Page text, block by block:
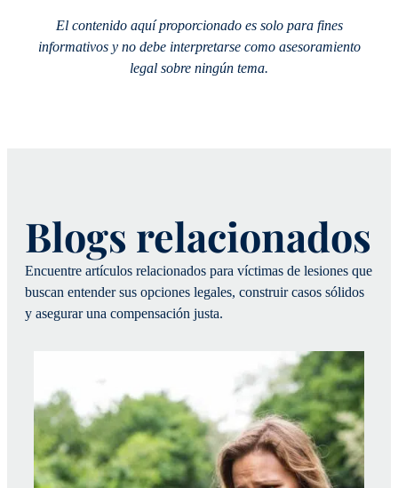
El contenido aquí proporcionado es solo para fines
informativos y no debe interpretarse como asesoramiento
legal sobre ningún tema.
Blogs relacionados
Encuentre artículos relacionados para víctimas de lesiones que
buscan entender sus opciones legales, construir casos sólidos
y asegurar una compensación justa.